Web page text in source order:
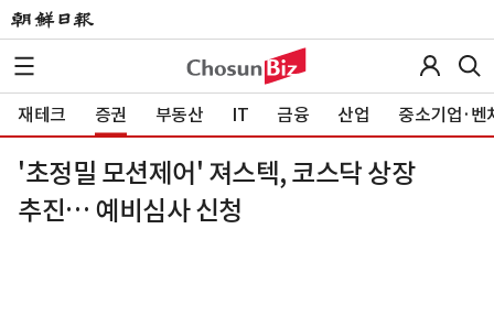
재테크 증권 부동산 IT 금융 산업 중소기업·벤
'초정밀 모션제어' 져스텍, 코스닥 상장
추진… 예비심사 신청